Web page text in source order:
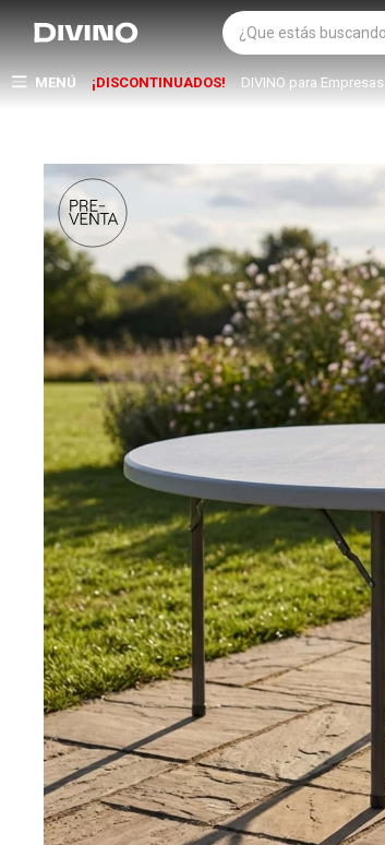
MENÚ ¡DISCONTINUADOS! DIVINO para Empresas